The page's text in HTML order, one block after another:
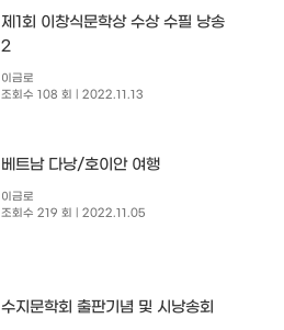
제1회 이창식문학상 수상 수필 낭송
2
이금로
조회수 108 회
| 2022.11.13
베트남 다낭/호이안 여행
이금로
조회수 219 회
| 2022.11.05
수지문학회 출판기념 및 시낭송회​